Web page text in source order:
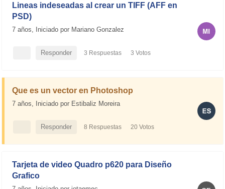
Lineas indeseadas al crear un TIFF (AFF en
PSD)
7 años, Iniciado por Mariano Gonzalez
Responder 3 Respuestas 3 Votos
Que es un vector en Photoshop
7 años, Iniciado por Estibaliz Moreira
Responder 8 Respuestas 20 Votos
Tarjeta de video Quadro p620 para Diseño
Grafico